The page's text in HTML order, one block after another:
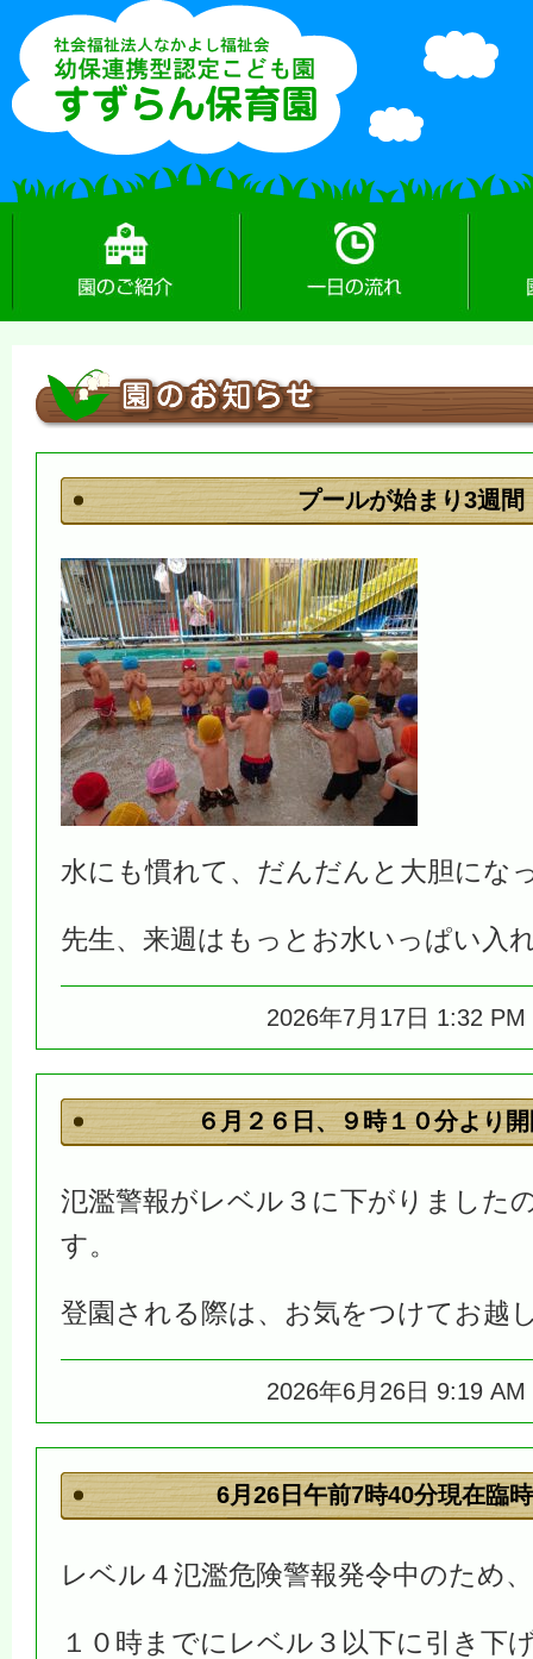
プールが始まり3週間
水にも慣れて、だんだんと大胆にな
先生、来週はもっとお水いっぱい入
2026年7月17日 1:32
６月２６日、９時１０分より
氾濫警報がレベル３に下がりました
す。
登園される際は、お気をつけてお越
2026年6月26日 9:19
6月26日午前7時40分現在臨
レベル４氾濫危険警報発令中のため
１０時までにレベル３以下に引き下